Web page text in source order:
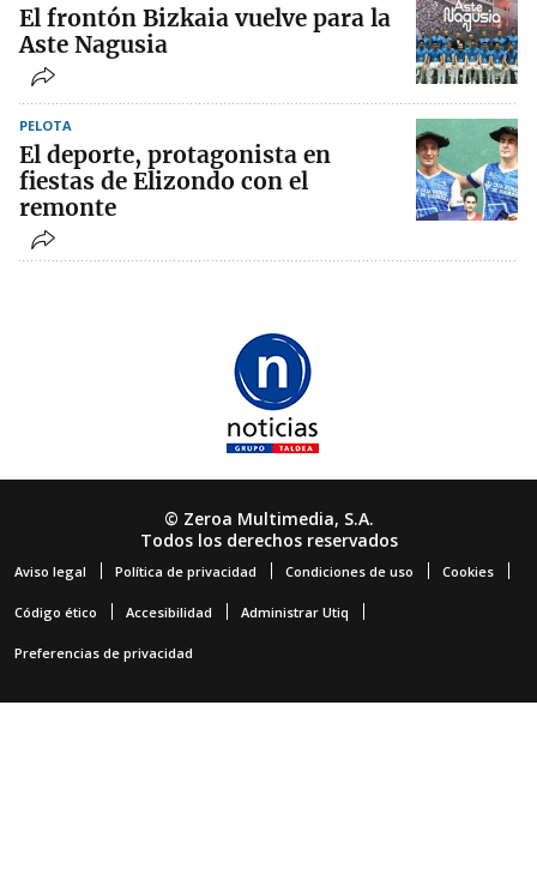
El frontón Bizkaia vuelve para la
Aste Nagusia
PELOTA
El deporte, protagonista en
fiestas de Elizondo con el
remonte
© Zeroa Multimedia, S.A.
Todos los derechos reservados
Aviso legal Política de privacidad Condiciones de uso Cookies
Código ético Accesibilidad Administrar Utiq
Preferencias de privacidad